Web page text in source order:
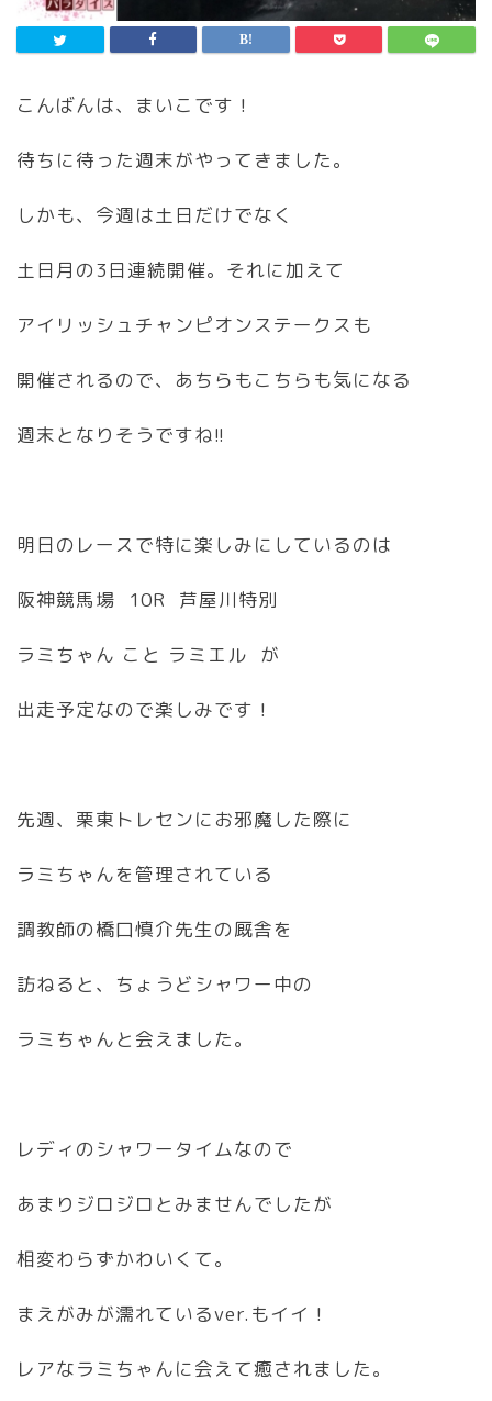
こんばんは、まいこです！
待ちに待った週末がやってきました。
しかも、今週は土日だけでなく
土日月の3日連続開催。それに加えて
アイリッシュチャンピオンステークスも
開催されるので、あちらもこちらも気になる
週末となりそうですね!!
明日のレースで特に楽しみにしているのは
阪神競馬場 10R 芦屋川特別
ラミちゃん こと ラミエル が
出走予定なので楽しみです！
先週、栗東トレセンにお邪魔した際に
ラミちゃんを管理されている
調教師の橋口慎介先生の厩舎を
訪ねると、ちょうどシャワー中の
ラミちゃんと会えました。
レディのシャワータイムなので
あまりジロジロとみませんでしたが
相変わらずかわいくて。
まえがみが濡れているver.もイイ！
レアなラミちゃんに会えて癒されました。